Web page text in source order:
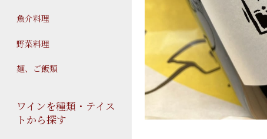
魚介料理
野菜料理
麺、ご飯類
ワインを種類・テイス
トから探す